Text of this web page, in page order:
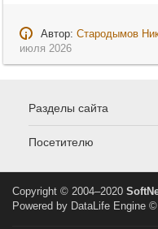
Автор: Стародымов
июля 2026
Разделы сайта
Посетителю
Copyright © 2004–2020
Powered by DataLife Engine